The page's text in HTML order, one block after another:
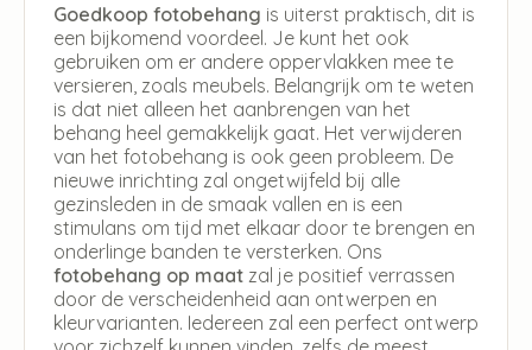
Goedkoop fotobehang is uiterst praktisch, dit is
een bijkomend voordeel. Je kunt het ook
gebruiken om er andere oppervlakken mee te
versieren, zoals meubels. Belangrijk om te weten
is dat niet alleen het aanbrengen van het
behang heel gemakkelijk gaat. Het verwijderen
van het fotobehang is ook geen probleem. De
nieuwe inrichting zal ongetwijfeld bij alle
gezinsleden in de smaak vallen en is een
stimulans om tijd met elkaar door te brengen en
onderlinge banden te versterken. Ons
fotobehang op maat zal je positief verrassen
door de verscheidenheid aan ontwerpen en
kleurvarianten. Iedereen zal een perfect ontwerp